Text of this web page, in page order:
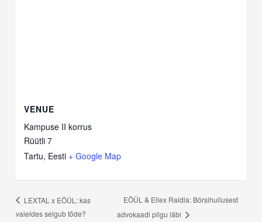
VENUE
Kampuse II korrus
Rüütli 7
Tartu, Eesti + Google Map
LEXTAL x EÕÜL: kas
vaieldes selgub tõde?
EÕÜL & Ellex Raidla: Börsihullusest
advokaadi pilgu läbi